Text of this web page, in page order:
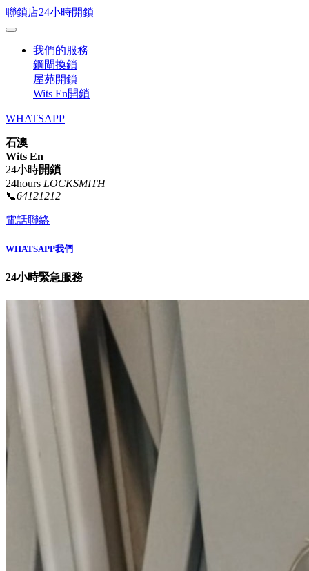
聯鎖店24小時開鎖
我們的服務
鋼閘換鎖
屋苑開鎖
Wits En開鎖
WHATSAPP
石澳
Wits En
24小時開鎖
24hours LOCKSMITH
📞64121212
電話聯絡
WHATSAPP我們
24小時緊急服務